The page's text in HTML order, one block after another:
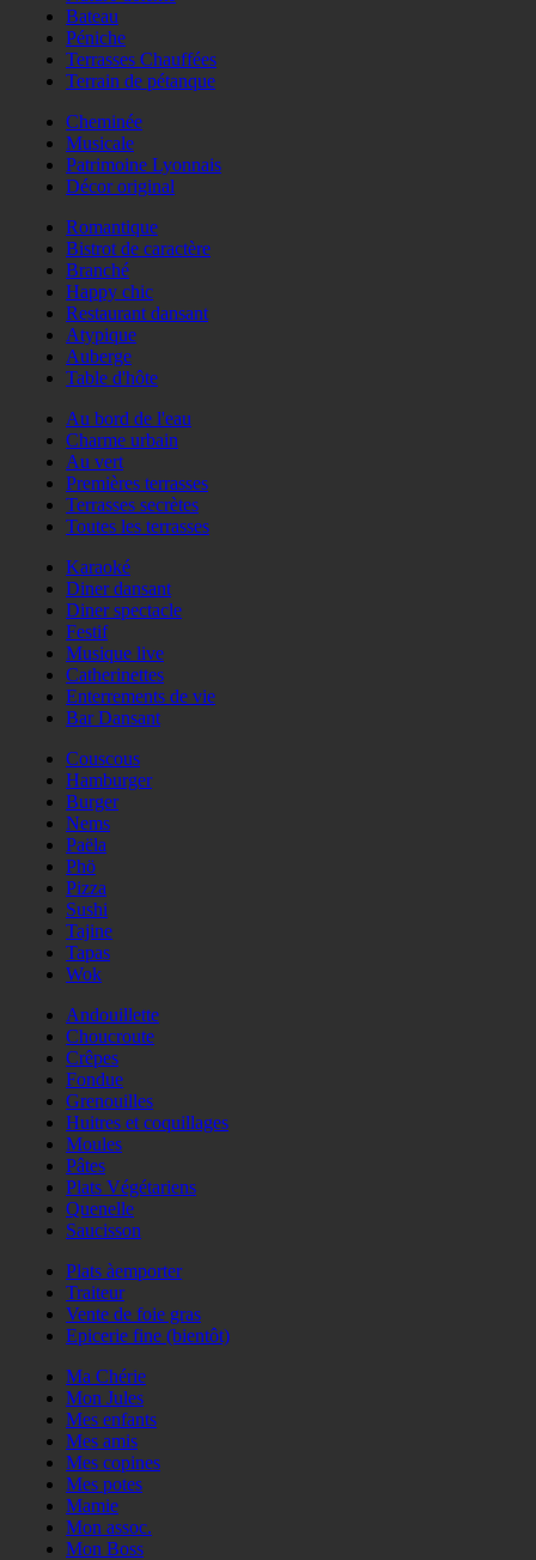
Bateau
Péniche
Terrasses Chauffées
Terrain de pétanque
Cheminée
Musicale
Patrimoine Lyonnais
Décor original
Romantique
Bistrot de caractère
Branché
Happy chic
Restaurant dansant
Atypique
Auberge
Table d'hôte
Au bord de l'eau
Charme urbain
Au vert
Premières terrasses
Terrasses secrètes
Toutes les terrasses
Karaoké
Diner dansant
Diner spectacle
Festif
Musique live
Catherinettes
Enterrements de vie
Bar Dansant
Couscous
Hamburger
Burger
Nems
Paëla
Phö
Pizza
Sushi
Tajine
Tapas
Wok
Andouillette
Choucroute
Crêpes
Fondue
Grenouilles
Huitres et coquillages
Moules
Pâtes
Plats Végétariens
Quenelle
Saucisson
Plats àemporter
Traiteur
Vente de foie gras
Epicerie fine (bientôt)
Ma Chérie
Mon Jules
Mes enfants
Mes amis
Mes copines
Mes potes
Mamie
Mon assoc.
Mon Boss